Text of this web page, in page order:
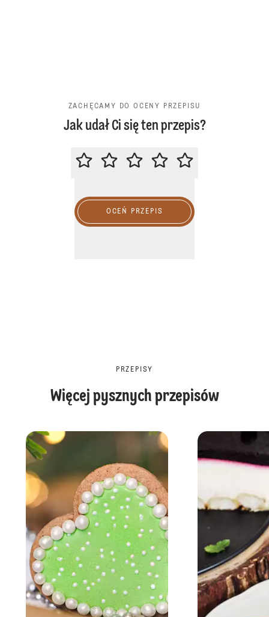
ZACHĘCAMY DO OCENY PRZEPISU
Jak udał Ci się ten przepis?
ZACHĘCAMY DO OCENY
OCEŃ PRZEPIS
PRZEPISY
Więcej pysznych przepisów